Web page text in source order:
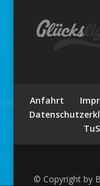
Anfahrt
© Copyright by